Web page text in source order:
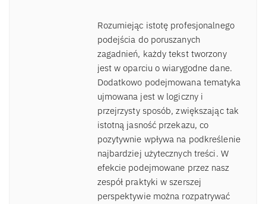
Rozumiejąc istotę profesjonalnego
podejścia do poruszanych
zagadnień, każdy tekst tworzony
jest w oparciu o wiarygodne dane.
Dodatkowo podejmowana tematyka
ujmowana jest w logiczny i
przejrzysty sposób, zwiększając tak
istotną jasność przekazu, co
pozytywnie wpływa na podkreślenie
najbardziej użytecznych treści. W
efekcie podejmowane przez nasz
zespół praktyki w szerszej
perspektywie można rozpatrywać